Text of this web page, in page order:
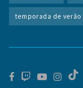
temporada de verão